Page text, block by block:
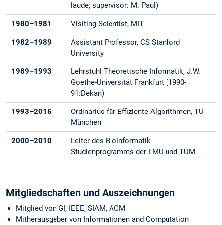
laude; supervisor: M. Paul)
1980–1981 Visiting Scientist, MIT
1982–1989
Assistant Professor, CS Stanford
University
1989–1993
Lehrstuhl Theoretische Informatik, J.W.
Goethe-Universität Frankfurt (1990-
91:Dekan)
1993–2015
Ordinarius für Effiziente Algorithmen, TU
München
2000–2010
Leiter des Bioinformatik-
Studienprogramms der LMU und TUM
Mitgliedschaften und Auszeichnungen
Mitglied von GI, IEEE, SIAM, ACM
Mitherausgeber von Informationen and Computation